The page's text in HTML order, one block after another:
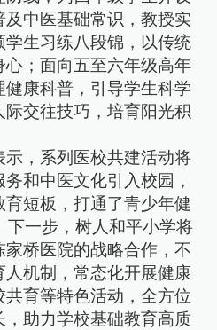
中医基础常识，教授实
学生习练八段锦，以传统
；面向五至六年级高年
康科普，引导学生科学
交往技巧，培育阳光积
示，系列医校共建活动将
和中医文化引入校园，
短板，打通了青少年健
下一步，树人和平小学将
桥医院的战略合作，不
机制，常态化开展健康
育等特色活动，全方位
助力学校基础教育高质